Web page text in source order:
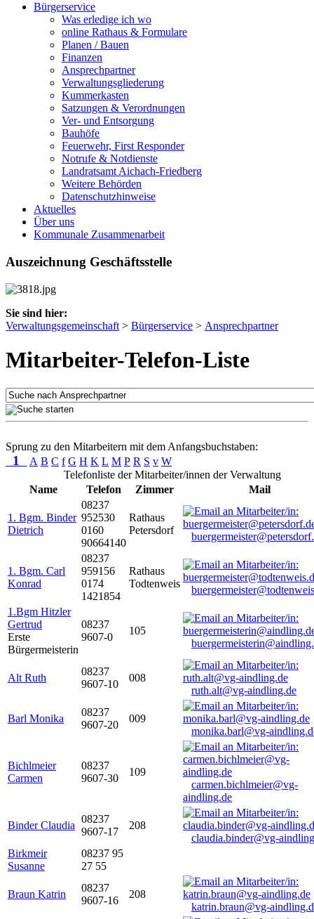
Bürgerservice
Was erledige ich wo
online Rathaus & Formulare
Planen / Bauen
Finanzen
Ansprechpartner
Verwaltungsgliederung
Kummerkasten
Satzungen & Verordnungen
Ver- und Entsorgung
Bauhöfe
Feuerwehr, First Responder
Notrufe & Notdienste
Landratsamt Aichach-Friedberg
Weitere Behörden
Datenschutzhinweise
Aktuelles
Über uns
Kommunale Zusammenarbeit
Auszeichnung Geschäftsstelle
Sie sind hier:
Verwaltungsgemeinschaft > Bürgerservice > Ansprechpartner
Mitarbeiter-Telefon-Liste
Sprung zu den Mitarbeitern mit dem Anfangsbuchstaben:
1 A B C f G H K L M P R S v W
Telefonliste der Mitarbeiter/innen der Verwaltung
Name
Telefon Zimmer Mail
1. Bgm. Binder
Dietrich
08237
952530
0160
90664140
Rathaus
Petersdorf
1. Bgm. Carl
Konrad
08237
959156
0174
1421854
Rathaus
Todtenweis
1.Bgm Hitzler
Gertrud
Erste
Bürgermeisterin
08237
9607-0
105
Alt Ruth
08237
9607-10
008
ruth.alt@vg-aindling.de
Barl Monika
08237
9607-20
009
monika.barl@vg-
Bichlmeier
Carmen
08237
9607-30
109
carmen.bichlmeier@vg-
aindling.de
Binder Claudia
08237
9607-17
208
claudia.binder@vg-
Birkmeir
Susanne
08237 95
27 55
Braun Katrin
08237
9607-16
208
katrin.braun@vg-